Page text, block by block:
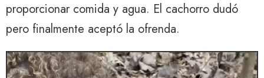
proporcionar comida y agua. El cachorro dudó
pero finalmente aceptó la ofrenda.